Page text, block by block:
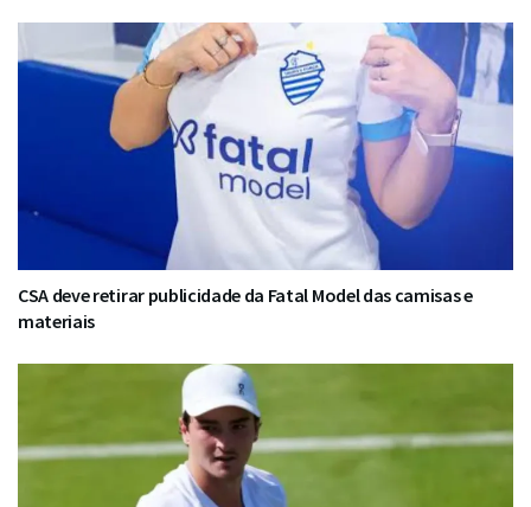
CSA deve retirar publicidade da Fatal Model das camisas e
materiais